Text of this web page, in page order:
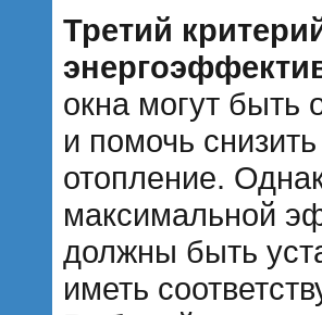
Третий
окна могут быть
и помочь
отопление.
максимальной
должны быть
иметь